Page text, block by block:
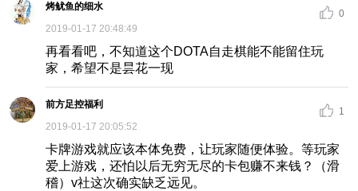
烤鱿鱼的细水
2019-01-17 20:48:49
0
再看看吧，不知道这个DOTA自走棋能不能留住玩
家，希望不是昙花一现
前方足控福利
2019-01-17 20:05:52
1
卡牌游戏就应该本体免费，让玩家随便体验。等玩家
爱上游戏，还怕以后无穷无尽的卡包赚不来钱？（滑
稽）v社这次确实缺乏远见。